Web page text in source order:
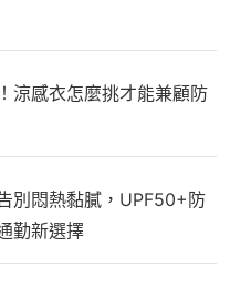
涼感衣怎麼挑才能兼顧防
別悶熱黏膩，UPF50+防
勤新選擇